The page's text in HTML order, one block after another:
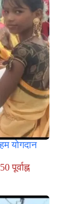
योगदान
पूर्वाह्न